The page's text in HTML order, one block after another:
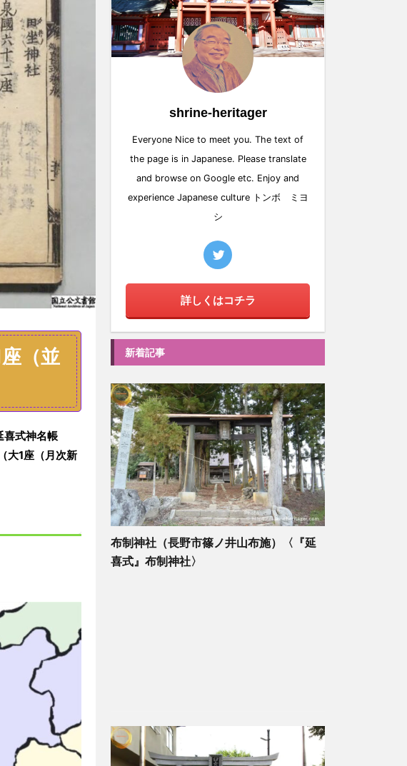
（並
式神名帳
大1座（月次新
shrine-heritager
Everyone Nice to meet you. The text of
the page is in Japanese. Please translate
and browse on Google etc. Enjoy and
experience Japanese culture トンボ ミヨ
シ
詳しくはコチラ
新着記事
布制神社（長野市篠ノ井山布施）〈『延
喜式』布制神社〉